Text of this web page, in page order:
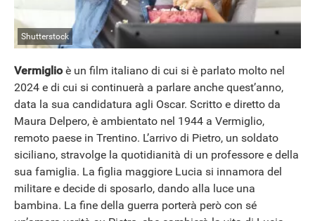
NEWS
Shutterstock
Vermiglioè un film italiano di cui si è parlato molto nel
2024 e di cui si continuerà a parlare anche quest’anno,
data la sua candidatura agli Oscar. Scritto e diretto da
Maura Delpero, è ambientato nel 1944 a Vermiglio,
remoto paese in Trentino. L’arrivo di Pietro, un soldato
siciliano, stravolge la quotidianità di un professore e della
sua famiglia. La figlia maggiore Lucia si innamora del
militare e decide di sposarlo, dando alla luce una
bambina. La fine della guerra porterà però con sé